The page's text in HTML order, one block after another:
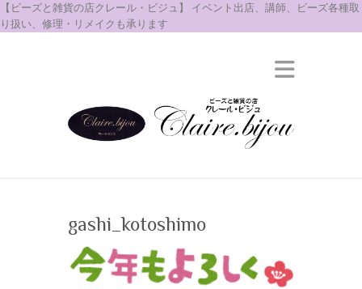
【ビーズと雑貨の店クレール・ビジュ】 イベント出店、講師、ビーズ各種取
り扱い、修理・リメイクも承ります
gashi_kotoshimo